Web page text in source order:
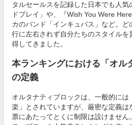
タルセールスを記録した日本でも人
ドプレイ」や、『Wish You Were
カのバンド「インキュバス」など。
行に左右されず自分たちのスタイルを
得してきました。
本ランキングにおける「オル
の定義
オルタナティブロックは、一般的に
楽」とされていますが、厳密な定義
票にあたってとくに制限は設けません